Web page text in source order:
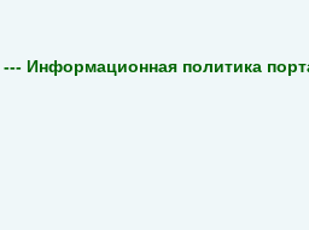
--- Информационная политика